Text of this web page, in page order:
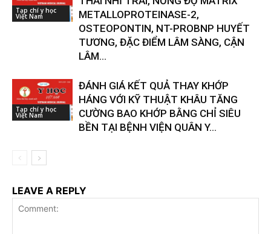
Tạp chí y học
Việt Nam
METALLOPROTEINASE-2,
OSTEOPONTIN, NT-PROBNP HUYẾT
TƯƠNG, ĐẶC ĐIỂM LÂM SÀNG, CẬN
LÂM...
Tạp chí y học
Việt Nam
ĐÁNH GIÁ KẾT QUẢ THAY KHỚP
HÁNG VỚI KỸ THUẬT KHÂU TĂNG
CƯỜNG BAO KHỚP BẰNG CHỈ SIÊU
BỀN TẠI BỆNH VIỆN QUÂN Y...
LEAVE A REPLY